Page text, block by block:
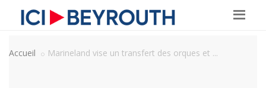
Accueil Marineland vise un transfert des orques et ...